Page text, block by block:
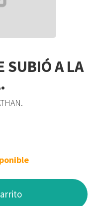
SUBIÓ A LA